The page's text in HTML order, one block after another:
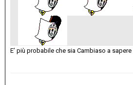
E’ più probabile che sia Cambiaso a